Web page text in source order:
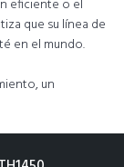
eficiente o el
que su línea de
en el mundo.
un